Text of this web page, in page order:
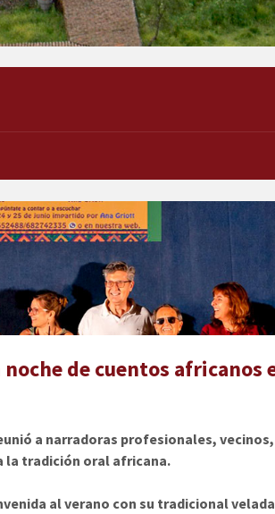
Cuentos
de
Noche
de
Verano
en
Chapinería
de cuentos africanos
a narradoras profesionales,
la tradición oral africana.
al verano con su tradicional